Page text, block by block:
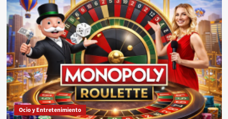
Ocio y Entretenimiento